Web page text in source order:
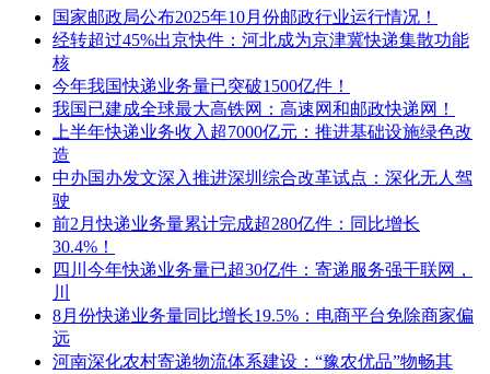
国家邮政局公布2025年10月份邮政行业运行情况！
经转超过45%出京快件：河北成为京津冀快递集散功能
核
今年我国快递业务量已突破1500亿件！
我国已建成全球最大高铁网：高速网和邮政快递网！
上半年快递业务收入超7000亿元：推进基础设施绿色改
造
中办国办发文深入推进深圳综合改革试点：深化无人驾
驶
前2月快递业务量累计完成超280亿件：同比增长
30.4%！
四川今年快递业务量已超30亿件：寄递服务强干联网，
川
8月份快递业务量同比增长19.5%：电商平台免除商家偏
远
河南深化农村寄递物流体系建设：“豫农优品”物畅其